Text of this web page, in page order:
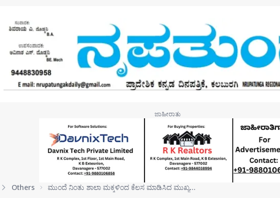
Others ಮುಂದೆ ನಿಂತು ಶಾಲಾ ಮಕ್ಕಳಿಂದ ಕೆಲಸ ಮಾಡಿಸಿದ ಮುಖ್ಯ…